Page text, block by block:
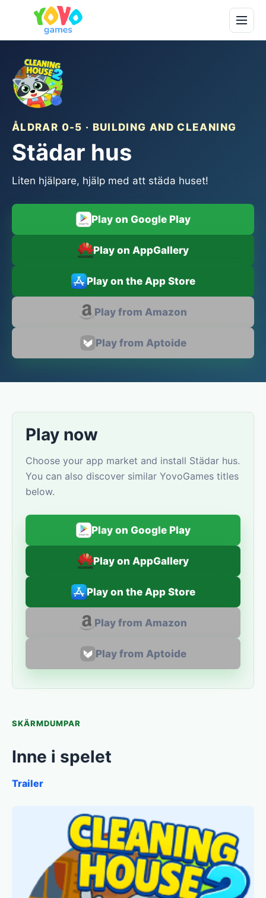
ÅLDRAR 0-5 · BUILDING AND CLEANING
Städar hus
Liten hjälpare, hjälp med att städa huset!
Play on Google Play
Play on AppGallery
Play on the App Store
Play from Amazon
Play from Aptoide
Play now
Choose your app market and install Städar hus.
You can also discover similar YovoGames titles
below.
Play on Google Play
Play on AppGallery
Play on the App Store
Play from Amazon
Play from Aptoide
SKÄRMDUMPAR
Inne i spelet
Trailer